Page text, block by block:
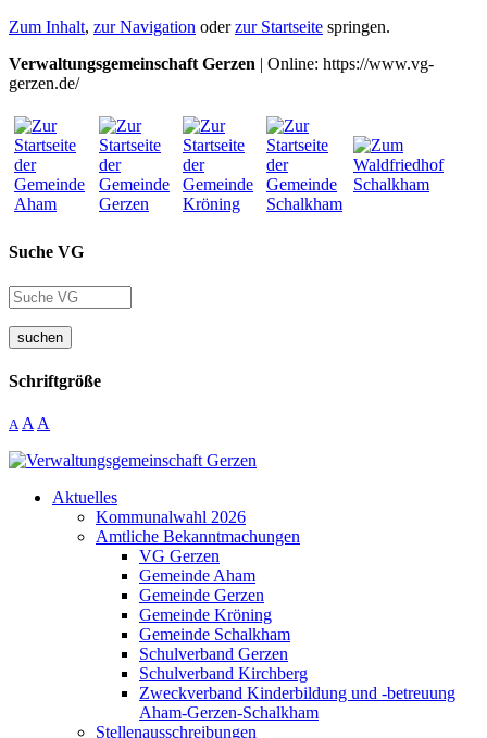
Zum Inhalt, zur Navigation oderzur Startseite springen.
Verwaltungsgemeinschaft Gerzen | Online: https://www.vg-
gerzen.de/
Suche VG
suchen
Schriftgröße
A A A
Aktuelles
Kommunalwahl 2026
Amtliche Bekanntmachungen
VG Gerzen
Gemeinde Aham
Gemeinde Gerzen
Gemeinde Kröning
Gemeinde Schalkham
Schulverband Gerzen
Schulverband Kirchberg
Zweckverband Kinderbildung und -betreuung
Aham-Gerzen-Schalkham
Stellenausschreibungen